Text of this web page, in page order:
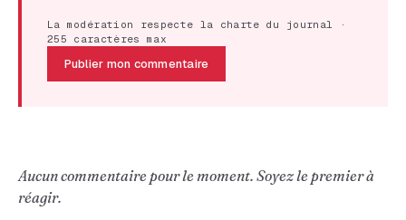
La modération respecte la charte du journal ·
255 caractères max
Publier mon commentaire
Aucun commentaire pour le moment. Soyez le premier à
réagir.